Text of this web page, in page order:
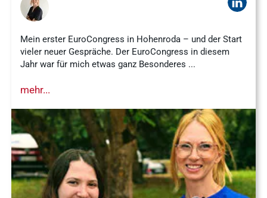
Häufige
Suchanfragen
Service
Ergebnisse
anzeigen
Mein erster EuroCongress in Hohenroda – und der Start
vieler neuer Gespräche. Der EuroCongress in diesem
Jahr war für mich etwas ganz Besonderes ...
mehr...